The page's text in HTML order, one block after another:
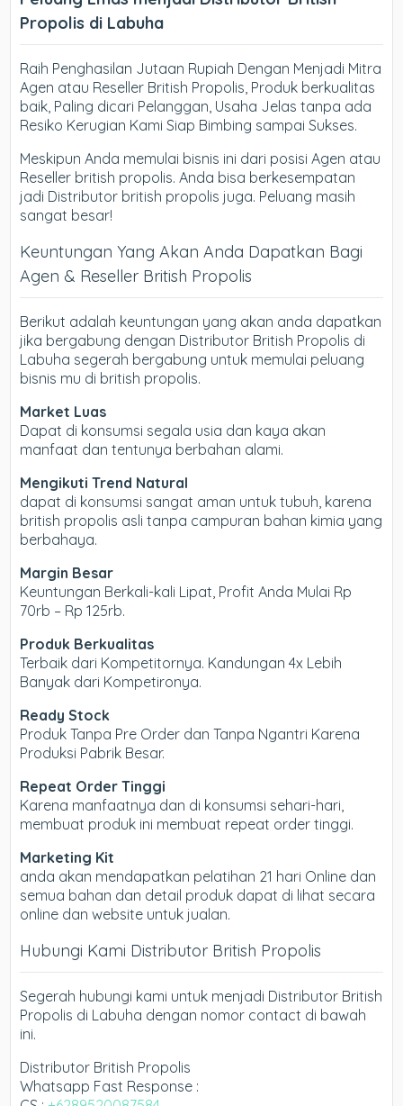
Propolis di Labuha
Raih Penghasilan Jutaan Rupiah Dengan Menjadi Mitra
Agen atau Reseller British Propolis, Produk berkualitas
baik, Paling dicari Pelanggan, Usaha Jelas tanpa ada
Resiko Kerugian Kami Siap Bimbing sampai Sukses.
Meskipun Anda memulai bisnis ini dari posisi Agen atau
Reseller british propolis. Anda bisa berkesempatan
jadi Distributor british propolis juga. Peluang masih
sangat besar!
Keuntungan Yang Akan Anda Dapatkan Bagi
Agen & Reseller British Propolis
Berikut adalah keuntungan yang akan anda dapatkan
jika bergabung dengan Distributor British Propolis di
Labuha segerah bergabung untuk memulai peluang
bisnis mu di british propolis.
Market Luas
Dapat di konsumsi segala usia dan kaya akan
manfaat dan tentunya berbahan alami.
Mengikuti Trend Natural
dapat di konsumsi sangat aman untuk tubuh, karena
british propolis asli tanpa campuran bahan kimia yang
berbahaya.
Margin Besar
Keuntungan Berkali-kali Lipat, Profit Anda Mulai Rp
70rb – Rp 125rb.
Produk Berkualitas
Terbaik dari Kompetitornya. Kandungan 4x Lebih
Banyak dari Kompetironya.
Ready Stock
Produk Tanpa Pre Order dan Tanpa Ngantri Karena
Produksi Pabrik Besar.
Repeat Order Tinggi
Karena manfaatnya dan di konsumsi sehari-hari,
membuat produk ini membuat repeat order tinggi.
Marketing Kit
anda akan mendapatkan pelatihan 21 hari Online dan
semua bahan dan detail produk dapat di lihat secara
online dan website untuk jualan.
Hubungi Kami Distributor British Propolis
Segerah hubungi kami untuk menjadi Distributor British
Propolis di Labuha dengan nomor contact di bawah
ini.
Distributor British Propolis
Whatsapp Fast Response :